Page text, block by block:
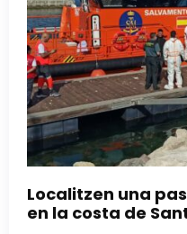
Localitzen una
en la costa de